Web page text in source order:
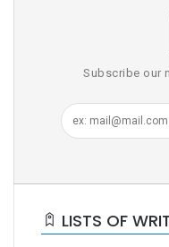
Subscribe our
LISTS OF